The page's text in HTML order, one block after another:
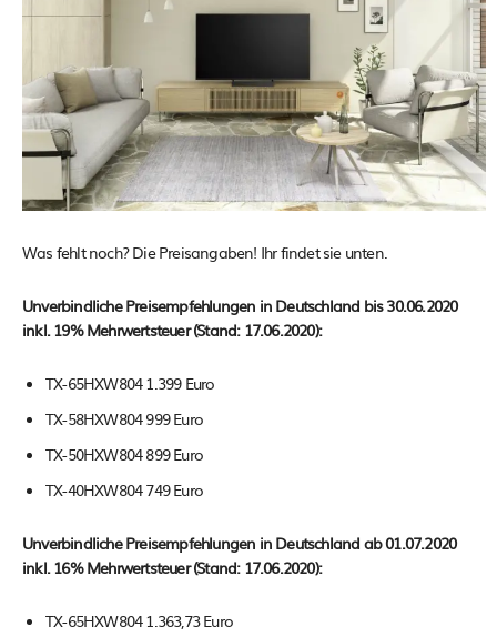
Was fehlt noch? Die Preisangaben! Ihr findet sie unten.
Unverbindliche Preisempfehlungen in Deutschland bis 30.06.2020
inkl. 19% Mehrwertsteuer (Stand: 17.06.2020):
TX-65HXW804 1.399 Euro
TX-58HXW804 999 Euro
TX-50HXW804 899 Euro
TX-40HXW804 749 Euro
Unverbindliche Preisempfehlungen in Deutschland ab 01.07.2020
inkl. 16% Mehrwertsteuer(Stand: 17.06.2020):
TX-65HXW804 1.363,73 Euro